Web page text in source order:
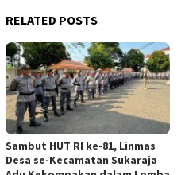
RELATED POSTS
Sambut HUT RI ke-81, Linmas
Desa se-Kecamatan Sukaraja